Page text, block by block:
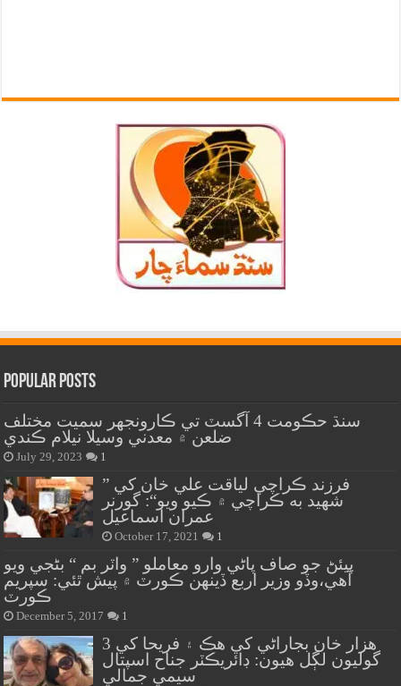
Popular Posts
سنڌ حڪومت 4 آگسٽ تي ڪارونجهر سميت مختلف
ضلعن ۾ معدني وسيلا نيلام ڪندي
July 29, 2023 1
” فرزند ڪراچي لياقت علي خان کي
شهيد به ڪراچي ۾ ڪيو ويو“: گورنر
عمران اسماعيل
October 17, 2021 1
پيئڻ جو صاف پاڻي وارو معاملو ” واٽر بم “ بڻجي ويو
آهي،وڏو وزير اربع ڏينهن ڪورٽ ۾ پيش ٿئي: سپريم
ڪورٽ
December 5, 2017 1
هزار خان بجاراڻي کي هڪ ۽ فريحا کي 3
گوليون لڳل هيون: ڊائريڪٽر جناح اسپتال
سيمي جمالي